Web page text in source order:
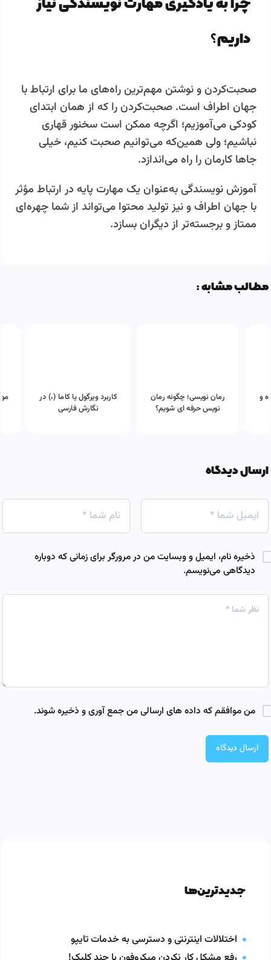
داریم؟
صحبت‌کردن و نوشتن مهم‌ترین راه‌های ما برای ارتباط با
جهان اطراف است. صحبت‌کردن را که از همان ابتدای
کودکی می‌آموزیم؛ اگرچه ممکن است سخنور قهاری
نباشیم؛ ولی همین‌که می‌توانیم صحبت کنیم، خیلی
جاها کارمان را راه می‌اندازد.
آموزش نویسندگی به‌عنوان یک مهارت پایه در ارتباط مؤثر
با جهان اطراف و نیز تولید محتوا می‌تواند از شما چهره‌ای
ممتاز و برجسته‌تر از دیگران بسازد.
مطالب مشابه :
و رمان نویسی؛ چگونه رمان
نویس حرفه ای شویم؟
کاربرد ویرگول یا کاما (،) در
نگارش فارسی
ارسال دیدگاه
ذخیره نام، ایمیل و وبسایت من در مرورگر برای زمانی که دوباره
دیدگاهی می‌نویسم.
من موافقم که داده های ارسالی من جمع آوری و ذخیره شوند.
جدیدترین‌ها
اختلالات اینترنتی و دسترسی به خدمات تایپو